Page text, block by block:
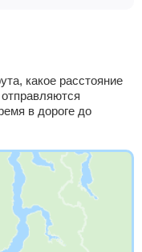
какое расстояние
в дороге до